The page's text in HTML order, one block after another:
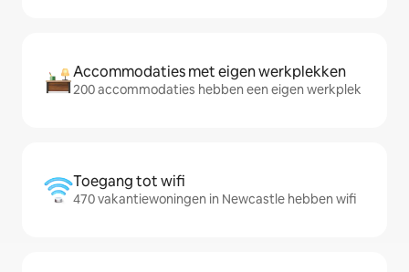
Accommodaties met eigen werkplekken
200 accommodaties hebben een eigen werkplek
Toegang tot wifi
470 vakantiewoningen in Newcastle hebben wifi